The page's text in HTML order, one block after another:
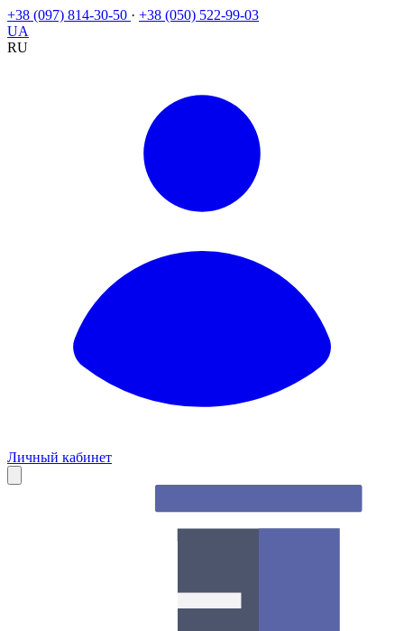
+38 (097) 814-30-50 · +38 (050) 522-99-03
UA
RU
Личный кабинет